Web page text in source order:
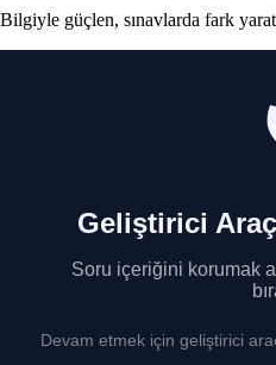
Bilgiyle güçlen, sınavlarda fark
Geliştirici
Soru içeriğini korumak
Devam etmek için geliştirici